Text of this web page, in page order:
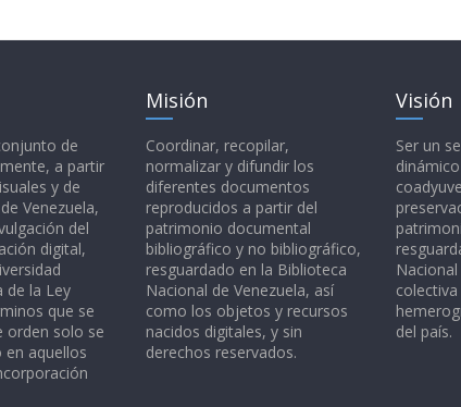
de
a partir
y de
Venezuela,
del
digital,
de la Ley
que se
orden solo se
aquellos
Misión
Coordinar, recopilar,
normalizar y difundir los
diferentes documentos
reproducidos a partir del
patrimonio documental
bibliográfico y no bibliográfico,
resguardado en la Biblioteca
Nacional de Venezuela, así
como los objetos y recursos
nacidos digitales, y sin
derechos reservados.
Visión
Ser un
del país.